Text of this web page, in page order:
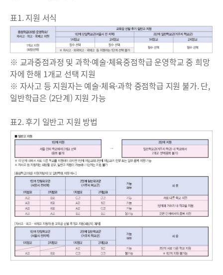
표1. 지원 서식
※ 교과중점과정 및 과학·예술·체육중점학급 운영학교 중 희망
자에 한해 1개교 선택 지원
※ 자사고 등 지원자는 예술·체육·과학 중점학급 지원 불가. 단,
일반학급은 (2단계) 지원 가능
표2. 후기 일반고 지원 방법